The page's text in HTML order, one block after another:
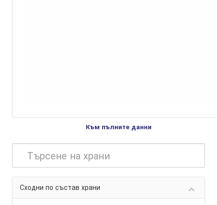
Към пълните данни
Сходни по състав храни